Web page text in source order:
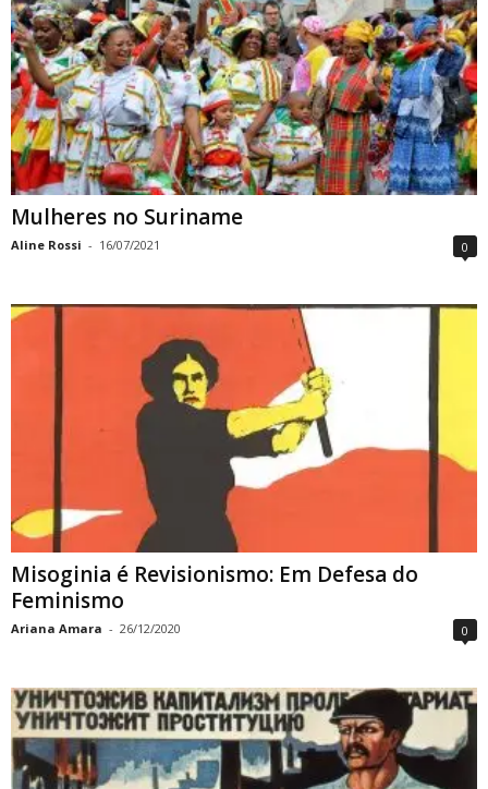
Mulheres no Suriname
Aline Rossi - 16/07/2021 0
Misoginia é Revisionismo: Em Defesa do
Feminismo
Ariana Amara - 26/12/2020 0